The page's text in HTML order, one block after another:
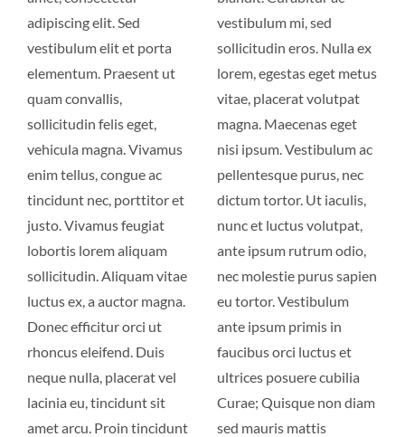
adipiscing elit. Sed
vestibulum elit et porta
elementum. Praesent ut
quam convallis,
sollicitudin felis eget,
vehicula magna. Vivamus
enim tellus, congue ac
tincidunt nec, porttitor et
justo. Vivamus feugiat
lobortis lorem aliquam
sollicitudin. Aliquam vitae
luctus ex, a auctor magna.
Donec efficitur orci ut
rhoncus eleifend. Duis
neque nulla, placerat vel
lacinia eu, tincidunt sit
amet arcu. Proin tincidunt
vestibulum mi, sed
sollicitudin eros. Nulla ex
lorem, egestas eget metus
vitae, placerat volutpat
magna. Maecenas eget
nisi ipsum. Vestibulum ac
pellentesque purus, nec
dictum tortor. Ut iaculis,
nunc et luctus volutpat,
ante ipsum rutrum odio,
nec molestie purus sapien
eu tortor. Vestibulum
ante ipsum primis in
faucibus orci luctus et
ultrices posuere cubilia
Curae; Quisque non diam
sed mauris mattis